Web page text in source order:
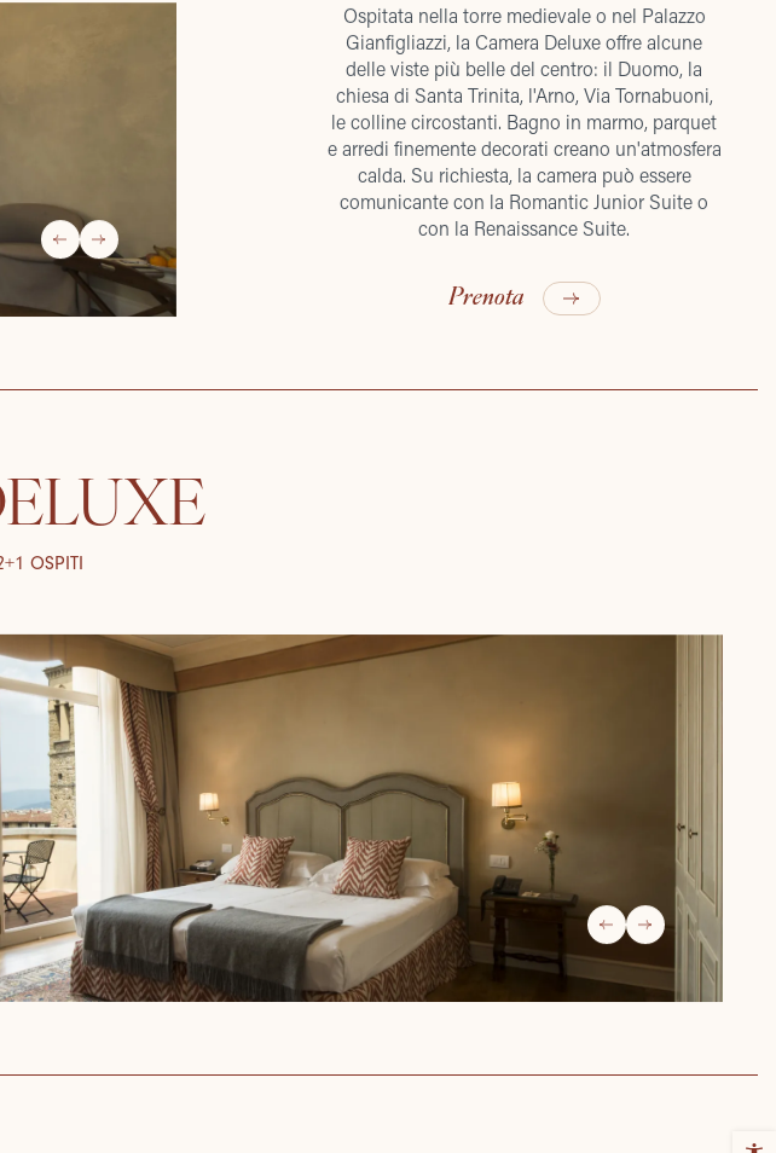
Ospitata nella torre medievale o nel Palazzo
Gianfigliazzi, la Camera Deluxe offre alcune
delle viste più belle del centro: il Duomo, la
chiesa di Santa Trinita, l'Arno, Via Tornabuoni,
le colline circostanti. Bagno in marmo, parquet
e arredi finemente decorati creano un'atmosfera
calda. Su richiesta, la camera può essere
comunicante con la Romantic Junior Suite o
con la Renaissance Suite.
Prenota
OSPITI